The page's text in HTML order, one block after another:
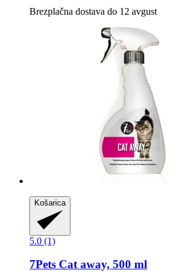
Brezplačna dostava do 12 avgust
Košarica
5.0 (1)
7Pets Cat away, 500 ml